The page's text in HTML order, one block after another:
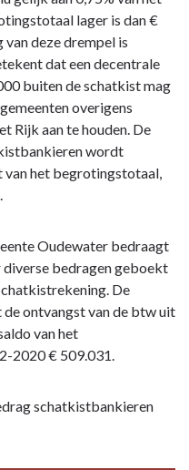
lager is dan €
deze drempel is
dat een decentrale
buiten de schatkist mag
overigens
Rijk aan te houden. De
wordt
van het begrotingstotaal,
Oudewater bedraagt
diverse bedragen geboekt
De
ontvangst van de btw uit
van het
2020 € 509.031.
schatkistbankieren